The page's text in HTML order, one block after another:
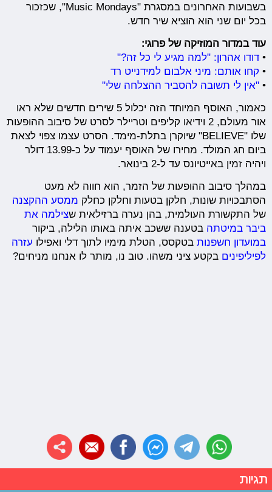
בשבועות האחרונים במסגרת "Music Mondays", שכזכור
בכל יום שני הוא הוציא שיר חדש.
עוד במדור המוזיקה של פרוגי:
•דודו אהרון: "למה מגיע לי כל זה?"
• קחו אותם: מיני אלבום למידנייט רד
•"אין לי תשובה להסביר ההצלחה שלי"
כאמור, האוסף המיוחד הזה יכלול 5 שירים חדשים שלא ראו
אור מעולם, 2 וידיאו קליפים וטריילר לסרט של סיבוב ההופעות
שלו "BELIEVE" שיוקרן בתלת-מימד. הסרט עצמו צפוי לצאת
ביום חג המולד. מחירו של האוסף יעמוד על כ-13.99 דולר
ויהיה זמין באייטיונס עד ל-2 בינואר.
במהלך סיבוב ההופעות של הזמר, הוא חווה לא מעט
הסתבכויות שונות, חלקן בטעות וחלקן כחלק ממסע ההקצנה
של התקשורת העולמית, בהן נערה ברזילאית שצילמה את
ביבר במיטתה בטענה ששכב איתה באותו הלילה, ביקור
במועדון חשפנות בטקסס, הטלת מימיו לתוך דלי ואפילו עזרה
לפיליפינים בקטע ציני משהו. טוב נו, מותר לו אנחנו מניחים?
תגיות